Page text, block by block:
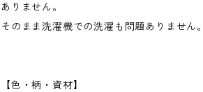
ありません。
そのまま洗濯機での洗濯も問題ありません。
【色・柄・資材】